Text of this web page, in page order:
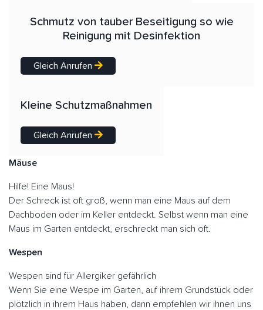
Schmutz von tauber Beseitigung so wie
Reinigung mit Desinfektion
Gleich Anrufen
Kleine Schutzmaßnahmen
Gleich Anrufen
Mäuse
Hilfe! Eine Maus!
Der Schreck ist oft groß, wenn man eine Maus auf dem
Dachboden oder im Keller entdeckt. Selbst wenn man eine
Maus im Garten entdeckt, erschreckt man sich oft.
Wespen
Wespen sind für Allergiker gefährlich
Wenn Sie eine Wespe im Garten, auf ihrem Grundstück oder
plötzlich in ihrem Haus haben, dann empfehlen wir ihnen uns